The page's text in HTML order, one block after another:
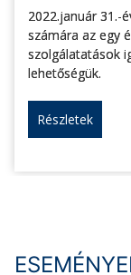
2022.január 31.-
számára az egy
szolgálatatások
lehetőségük.
Részletek